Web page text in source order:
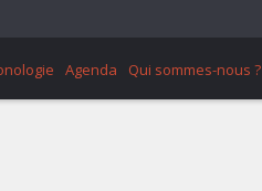
Agenda Qui sommes-nous ?